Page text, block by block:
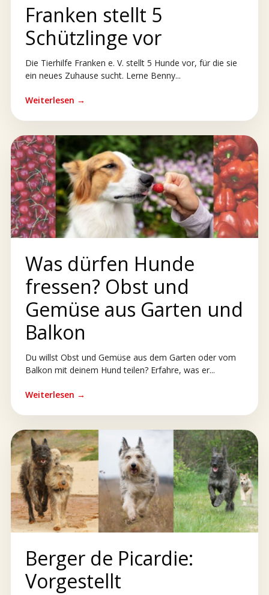
Franken stellt 5
Schützlinge vor
Die Tierhilfe Franken e. V. stellt 5 Hunde vor, für die sie
ein neues Zuhause sucht. Lerne Benny...
Weiterlesen →
Was dürfen Hunde
fressen? Obst und
Gemüse aus Garten und
Balkon
Du willst Obst und Gemüse aus dem Garten oder vom
Balkon mit deinem Hund teilen? Erfahre, was er...
Weiterlesen →
Berger de Picardie:
Vorgestellt